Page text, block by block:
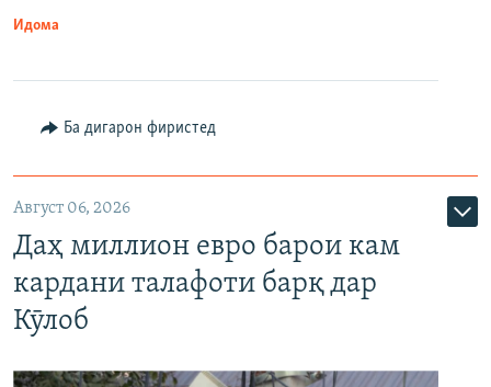
Идома
Ба дигарон фиристед
Август 06, 2026
Даҳ миллион евро барои кам
кардани талафоти барқ дар
Кӯлоб